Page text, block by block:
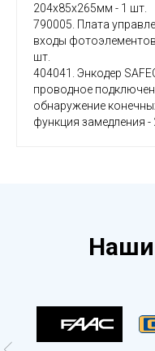
204x85x265мм - 1 шт.
790005. Плата
входы фотоэлементов
шт.
404041. Энкодер
проводное
обнаружение
функция замедления -